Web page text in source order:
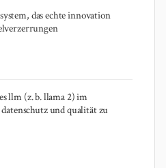
das echte innovation
llm (z. b. llama 2) im
und qualität zu